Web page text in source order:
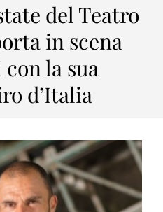
del Teatro
in scena
la sua
d’Italia